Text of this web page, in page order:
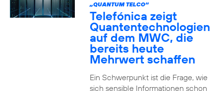
„QUANTUM TELCO“
Telefónica zeigt
Quanten­technologien
auf dem MWC, die
bereits heute
Mehrwert schaffen
Ein Schwerpunkt ist die Frage, wie
sich sensible Informationen schon